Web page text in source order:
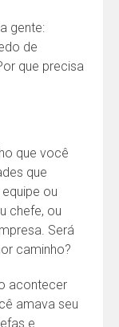
gente:
de
que precisa
que você
que
ou
chefe, ou
Será
caminho?
acontecer
amava seu
e